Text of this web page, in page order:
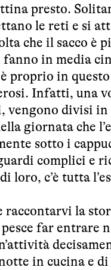
presto.
le reti e si
che il sacco
in media
proprio in
Infatti, una
vengono divisi in
giornata che
sotto i
complici e
loro, c’è tutta
raccontarvi la
far entrare
in cucina e di